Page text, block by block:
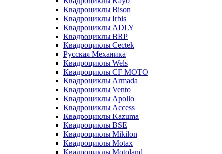
Квадроциклы Bison
Квадроциклы Irbis
Квадроциклы ADLY
Квадроциклы BRP
Квадроциклы Cectek
Русская Механика
Квадроциклы Wels
Квадроциклы CF MOTO
Квадроциклы Armada
Квадроциклы Vento
Квадроциклы Apollo
Квадроциклы Access
Квадроциклы Kazuma
Квадроциклы BSE
Квадроциклы Mikilon
Квадроциклы Motax
Квадроциклы Motoland